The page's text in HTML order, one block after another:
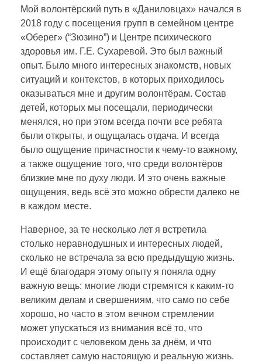
н
о
л
и
у
д
в
и
т
ь
Мой волонтёрский путь в «Даниловцах» начался в
2018 году с посещения групп в семейном центре
«Оберег» (“Зюзино”) и Центре психического
здоровья им. Г.Е. Сухаревой. Это был важный
опыт. Было много интересных знакомств, новых
ситуаций и контекстов, в которых приходилось
оказываться мне и другим волонтёрам. Состав
детей, которых мы посещали, периодически
менялся, но при этом всегда почти все ребята
были открыты, и ощущалась отдача. И всегда
было ощущение причастности к чему-то важному,
а также ощущение того, что среди волонтёров
близкие мне по духу люди. И это очень важные
ощущения, ведь всё это можно обрести далеко не
в каждом месте.
Наверное, за те несколько лет я встретила
столько неравнодушных и интересных людей,
сколько не встречала за всю предыдущую жизнь.
И ещё благодаря этому опыту я поняла одну
важную вещь: многие люди стремятся к каким-то
великим делам и свершениям, что само по себе
хорошо, но часто в этом вечном стремлении
может упускаться из внимания всё то, что
происходит с человеком день за днём, и что
составляет самую настоящую и реальную жизнь.